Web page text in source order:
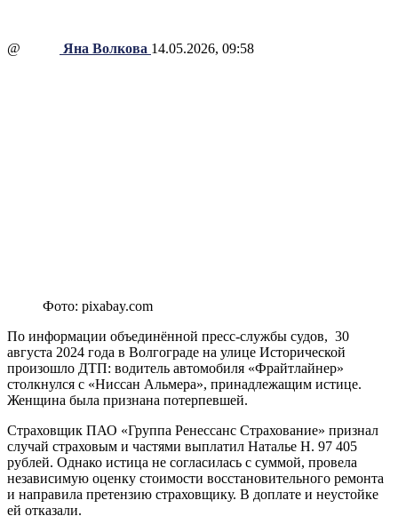
@ Яна Волкова 14.05.2026, 09:58
Фото: pixabay.com
По информации объединённой пресс-службы судов, 30
августа 2024 года в Волгограде на улице Исторической
произошло ДТП: водитель автомобиля «Фрайтлайнер»
столкнулся с «Ниссан Альмера», принадлежащим истице.
Женщина была признана потерпевшей.
Страховщик ПАО «Группа Ренессанс Страхование» признал
случай страховым и частями выплатил Наталье Н. 97 405
рублей. Однако истица не согласилась с суммой, провела
независимую оценку стоимости восстановительного ремонта
и направила претензию страховщику. В доплате и неустойке
ей отказали.